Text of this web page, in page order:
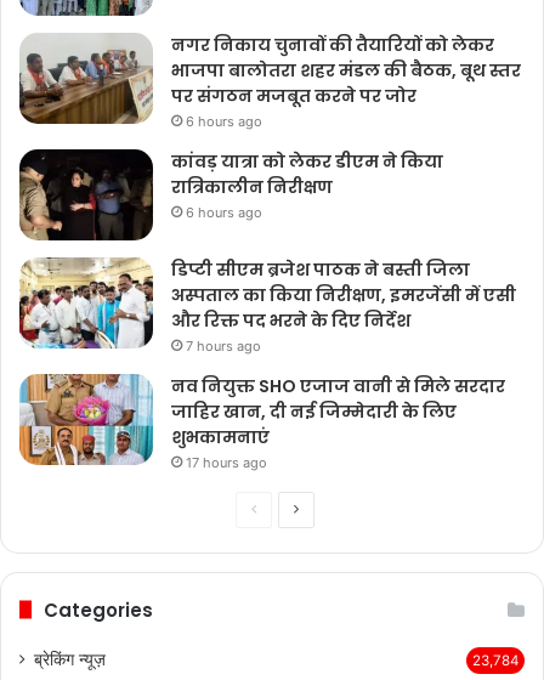
नगर निकाय चुनावों की तैयारियों को लेकर
भाजपा बालोतरा शहर मंडल की बैठक, बूथ स्तर
पर संगठन मजबूत करने पर जोर
6 hours ago
कांवड़ यात्रा को लेकर डीएम ने किया
रात्रिकालीन निरीक्षण
6 hours ago
डिप्टी सीएम ब्रजेश पाठक ने बस्ती जिला
अस्पताल का किया निरीक्षण, इमरजेंसी में एसी
और रिक्त पद भरने के दिए निर्देश
7 hours ago
नव नियुक्त SHO एजाज वानी से मिले सरदार
जाहिर खान, दी नई जिम्मेदारी के लिए
शुभकामनाएं
17 hours ago
PreviousNext
Categories
ब्रेकिंग न्यूज़ 23,784